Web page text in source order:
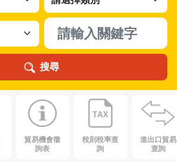
搜尋
貿易機會徵
詢表
稅則稅率查
詢
進出口貿易
查詢